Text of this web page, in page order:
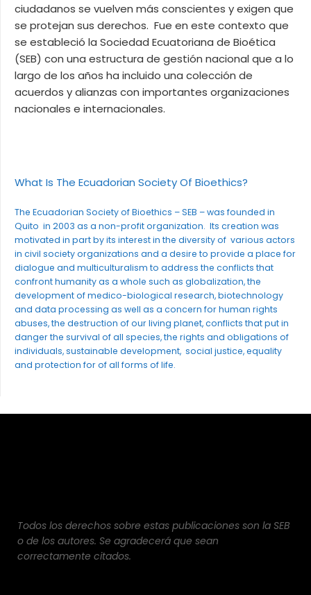
ciudadanos se vuelven más conscientes y exigen que
se protejan sus derechos. Fue en este contexto que
se estableció la Sociedad Ecuatoriana de Bioética
(SEB) con una estructura de gestión nacional que a lo
largo de los años ha incluido una colección de
acuerdos y alianzas con importantes organizaciones
nacionales e internacionales.
What Is The Ecuadorian Society Of Bioethics?
The Ecuadorian Society of Bioethics – SEB – was founded in
Quito in 2003 as a non-profit organization. Its creation was
motivated in part by its interest in the diversity of various actors
in civil society organizations and a desire to provide a place for
dialogue and multiculturalism to address the conflicts that
confront humanity as a whole such as globalization, the
development of medico-biological research, biotechnology
and data processing as well as a concern for human rights
abuses, the destruction of our living planet, conflicts that put in
danger the survival of all species, the rights and obligations of
individuals, sustainable development, social justice, equality
and protection for of all forms of life.
Todos los derechos sobre estas publicaciones son la SEB
o de los autores. Se agradecerá que sean
correctamente citados.